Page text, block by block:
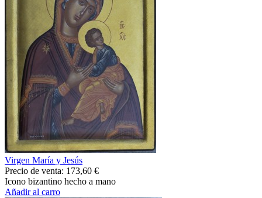
Virgen María y Jesús
Precio de venta: 173,60 €
Icono bizantino hecho a mano
Añadir al carro